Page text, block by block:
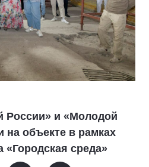
России» и «Молодой
на объекте в рамках
«Городская среда»